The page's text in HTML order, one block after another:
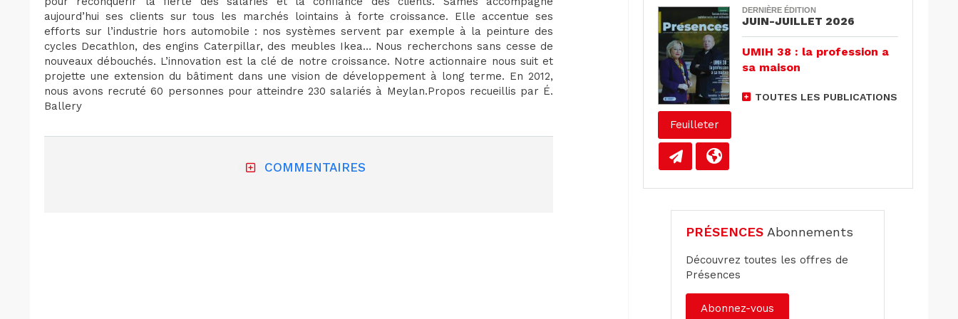
aujourd’hui ses clients sur tous les marchés lointains à forte croissance. Elle accentue ses
efforts sur l’industrie hors automobile : nos systèmes servent par exemple à la peinture des
cycles Decathlon, des engins Caterpillar, des meubles Ikea… Nous recherchons sans cesse de
nouveaux débouchés. L’innovation est la clé de notre croissance. Notre actionnaire nous suit et
projette une extension du bâtiment dans une vision de développement à long terme. En 2012,
nous avons recruté 60 personnes pour atteindre 230 salariés à Meylan.Propos recueillis par É.
Ballery
COMMENTAIRES
Feuilleter
DERNIÈRE ÉDITION
JUIN-JUILLET 2026
UMIH 38 : la profession a
sa maison
TOUTES LES PUBLICATIONS
PRÉSENCES Abonnements
Découvrez toutes les offres de
Présences
Abonnez-vous